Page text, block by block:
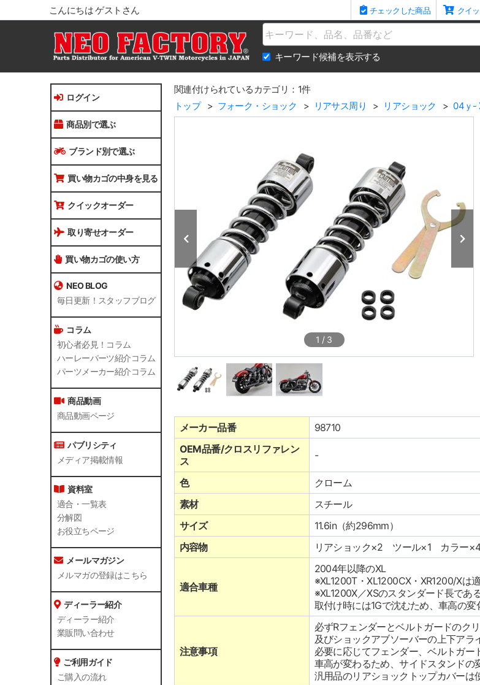
こんにちは ゲストさん チェックした商品 クイ
Name
キーワード候補を表示する
ログイン
商品別で選ぶ
ブランド別で選ぶ
買い物カゴの中身を見る
クイックオーダー
取り寄せオーダー
買い物カゴの使い方
NEO BLOG
毎日更新！スタッフブログ
コラム
初心者必見！コラム
ハーレーパーツ紹介コラム
パーツメーカー紹介コラム
商品動画
商品動画ページ
パブリシティ
メディア掲載情報
資料室
適合・一覧表
分解図
お役立ちページ
メールマガジン
メルマガの登録はこちら
ディーラー紹介
ディーラー紹介
業販問い合わせ
ご利用ガイド
ご購入の流れ
関連付けられているカテゴリ：1件
トップ
フォーク・ショック リアサス周り リアショック 04ｙ-
1 / 3
メーカー品番
98710
OEM品番/クロスリファレン
ス
-
色
クローム
素材
スチール
サイズ
11.6in（約296mm）
内容物
リアショック×2 ツール×1 カラー
適合車種
2004年以降のXL
※XL1200T・XL1200CX・XR1200/Xは
※XL1200X／XSのスタンダード長であ
取付け時には1Gで沈むため、車高の変
注意事項
必ずRフェンダーとベルトガードのク
及びショックアブソーバーの上下アラ
必要に応じてフェンダー、ベルトガー
車高が変わるため、サイドスタンドの
汎用品のリアショックトップカバーは